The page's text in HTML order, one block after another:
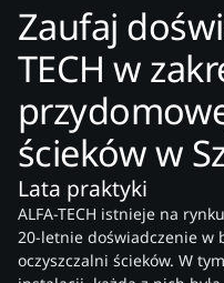
Zaufaj
TECH w
ścieków w
Lata praktyki
ALFA-TECH istnieje na
20-letnie doświadczenie w
oczyszczalni ścieków. W